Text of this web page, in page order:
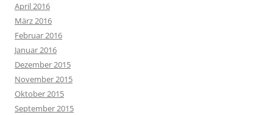
April 2016
März 2016
Februar 2016
Januar 2016
Dezember 2015
November 2015
Oktober 2015
September 2015